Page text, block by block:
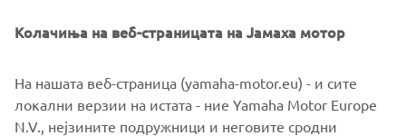
Ideal for active families and design-focused boaters,
Quarken models adapt for cruising, fishing, lounging and
Колачиња на веб-страницата на Јамаха мотор
На нашата веб-страница (yamaha-motor.eu) - и сите
локални верзии на истата - ние Yamaha Motor Europe
N.V., нејзините подружници и неговите сродни